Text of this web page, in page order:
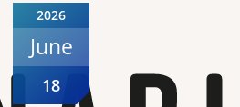
2026
June
18